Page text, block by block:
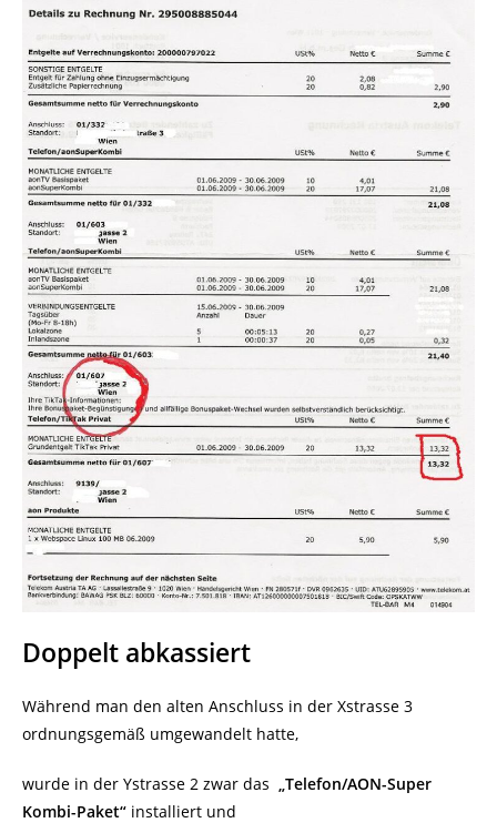
Doppelt abkassiert
Während man den alten Anschluss in der Xstrasse 3
ordnungsgemäß umgewandelt hatte,
wurde in der Ystrasse 2 zwar das
„Telefon/AON-Super
Kombi-Paket“ installiert und